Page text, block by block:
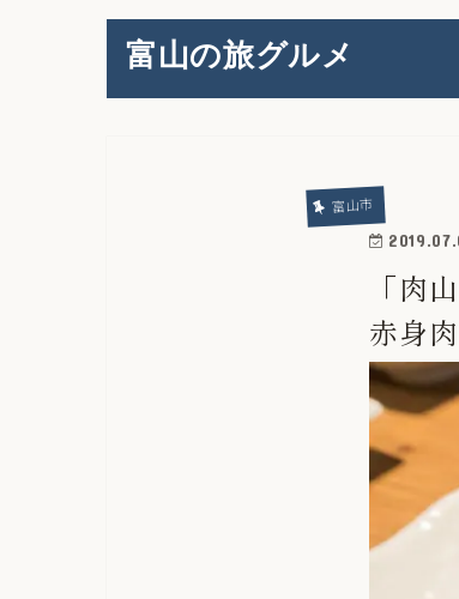
富山の旅グルメ
富山市
「肉
赤身